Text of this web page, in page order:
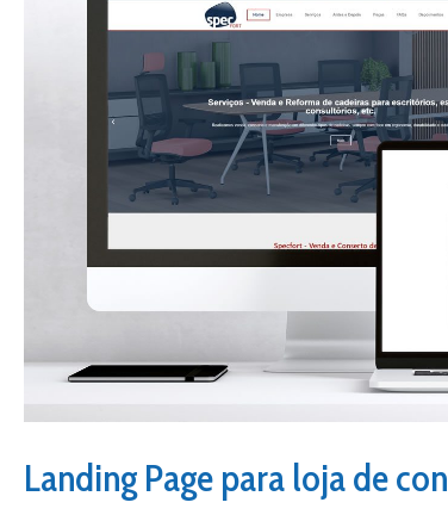
Landing Page para loja de